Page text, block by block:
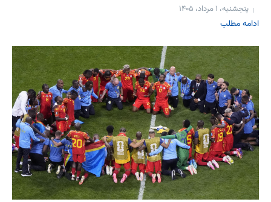
پنجشنبه، ۱ مرداد، ۱۴۰۵
ادامه مطلب